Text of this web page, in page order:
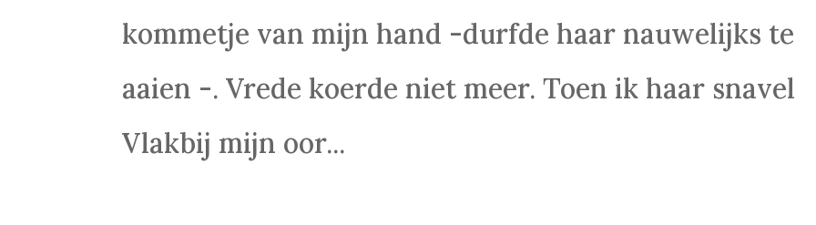
kommetje van mijn hand -durfde haar nauwelijks te
aaien -. Vrede koerde niet meer. Toen ik haar snavel
Vlakbij mijn oor...